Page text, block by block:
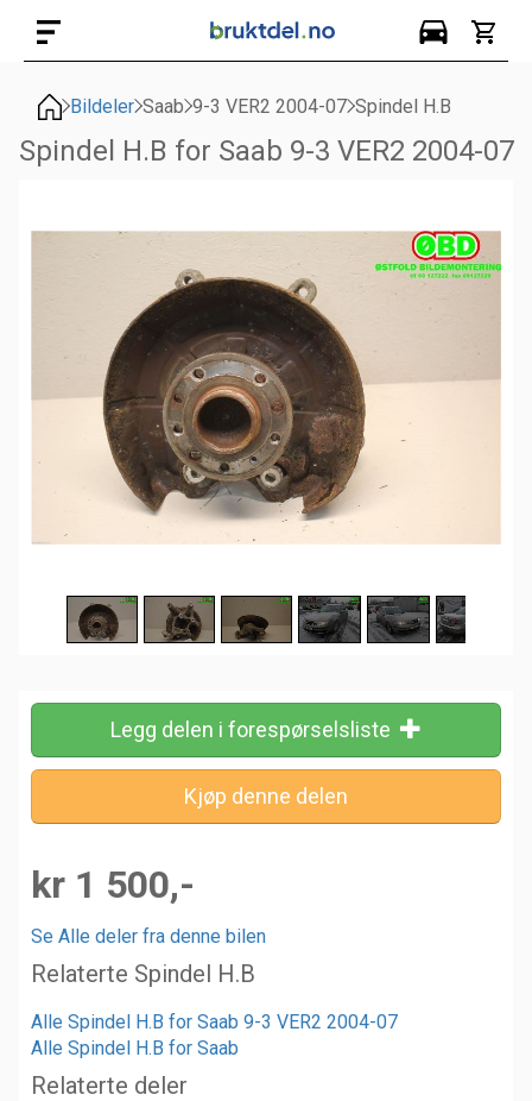
Bildeler Saab 9-3 VER2 2004-07 Spindel H.B
Spindel H.B for Saab 9-3 VER2 2004-07
Legg delen i forespørselsliste
kr 1 500,-
Se Alle deler fra denne bilen
Relaterte Spindel H.B
Alle Spindel H.B for Saab 9-3 VER2 2004-07
Alle Spindel H.B for Saab
Relaterte deler